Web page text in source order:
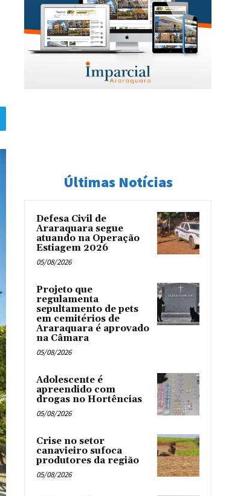
Últimas Notícias
Defesa Civil de
Araraquara segue
atuando na Operação
Estiagem 2026
05/08/2026
Projeto que
regulamenta
sepultamento de pets
em cemitérios de
Araraquara é aprovado
na Câmara
05/08/2026
Adolescente é
apreendido com
drogas no Hortências ‎
05/08/2026
Crise no setor
canavieiro sufoca
produtores da região
05/08/2026